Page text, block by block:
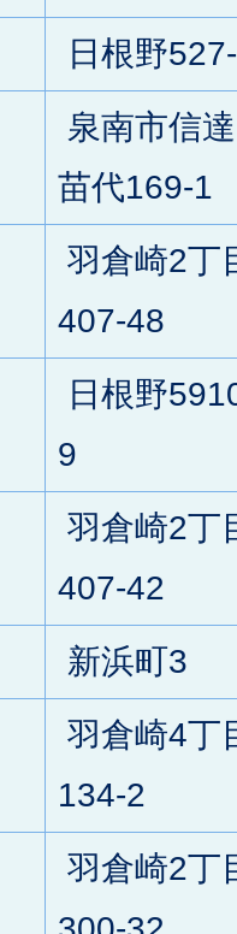
日根野
泉南市信
苗代169-1
羽倉崎2丁
407-48
日根野
9
羽倉崎2丁
407-42
新浜町3
羽倉崎4丁
134-2
羽倉崎2丁